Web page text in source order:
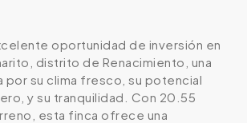
oportunidad de inversión en
distrito de Renacimiento, una
por su clima fresco, su potencial
y su tranquilidad. Con 20.55
esta finca ofrece una